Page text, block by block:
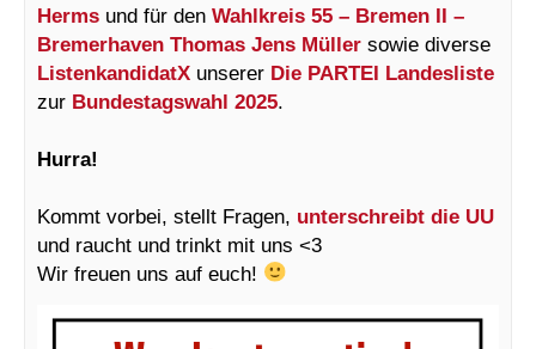
Herms und für den Wahlkreis 55 – Bremen II –
Bremerhaven Thomas Jens Müller sowie diverse
ListenkandidatX unserer Die PARTEI Landesliste
zur Bundestagswahl 2025.
Hurra!
Kommt vorbei, stellt Fragen, unterschreibt die UU
und raucht und trinkt mit uns <3
Wir freuen uns auf euch!